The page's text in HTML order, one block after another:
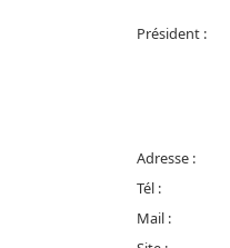
Président :
Adresse :
Tél :
Mail :